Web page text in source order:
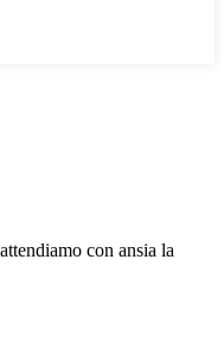
con ansia la